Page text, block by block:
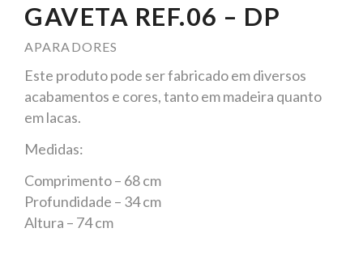
GAVETA REF.06 – DP
APARADORES
Este produto pode ser fabricado em diversos
acabamentos e cores, tanto em madeira quanto
em lacas.
Medidas:
Comprimento – 68 cm
Profundidade – 34 cm
Altura – 74 cm